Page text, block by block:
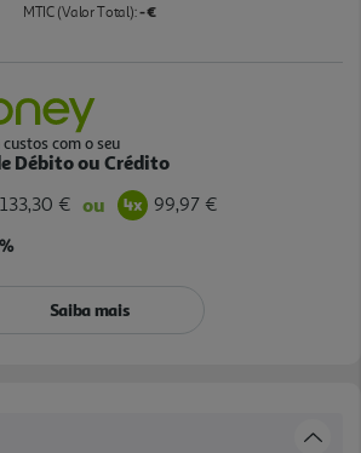
MTIC (Valor Total):- €
custos com o seu
Débito ou Crédito
133,30 € ou 99,97 €
Saiba mais